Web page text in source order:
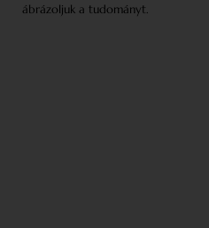
ábrázoljuk a tudományt.